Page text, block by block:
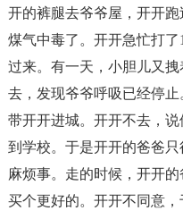
开的裤腿去爷爷屋，开开
煤气中毒了。开开急忙打
过来。有一天，小胆儿又
去，发现爷爷呼吸已经停
带开开进城。开开不去，
到学校。于是开开的爸爸
麻烦事。走的时候，开开
买个更好的。开开不同意